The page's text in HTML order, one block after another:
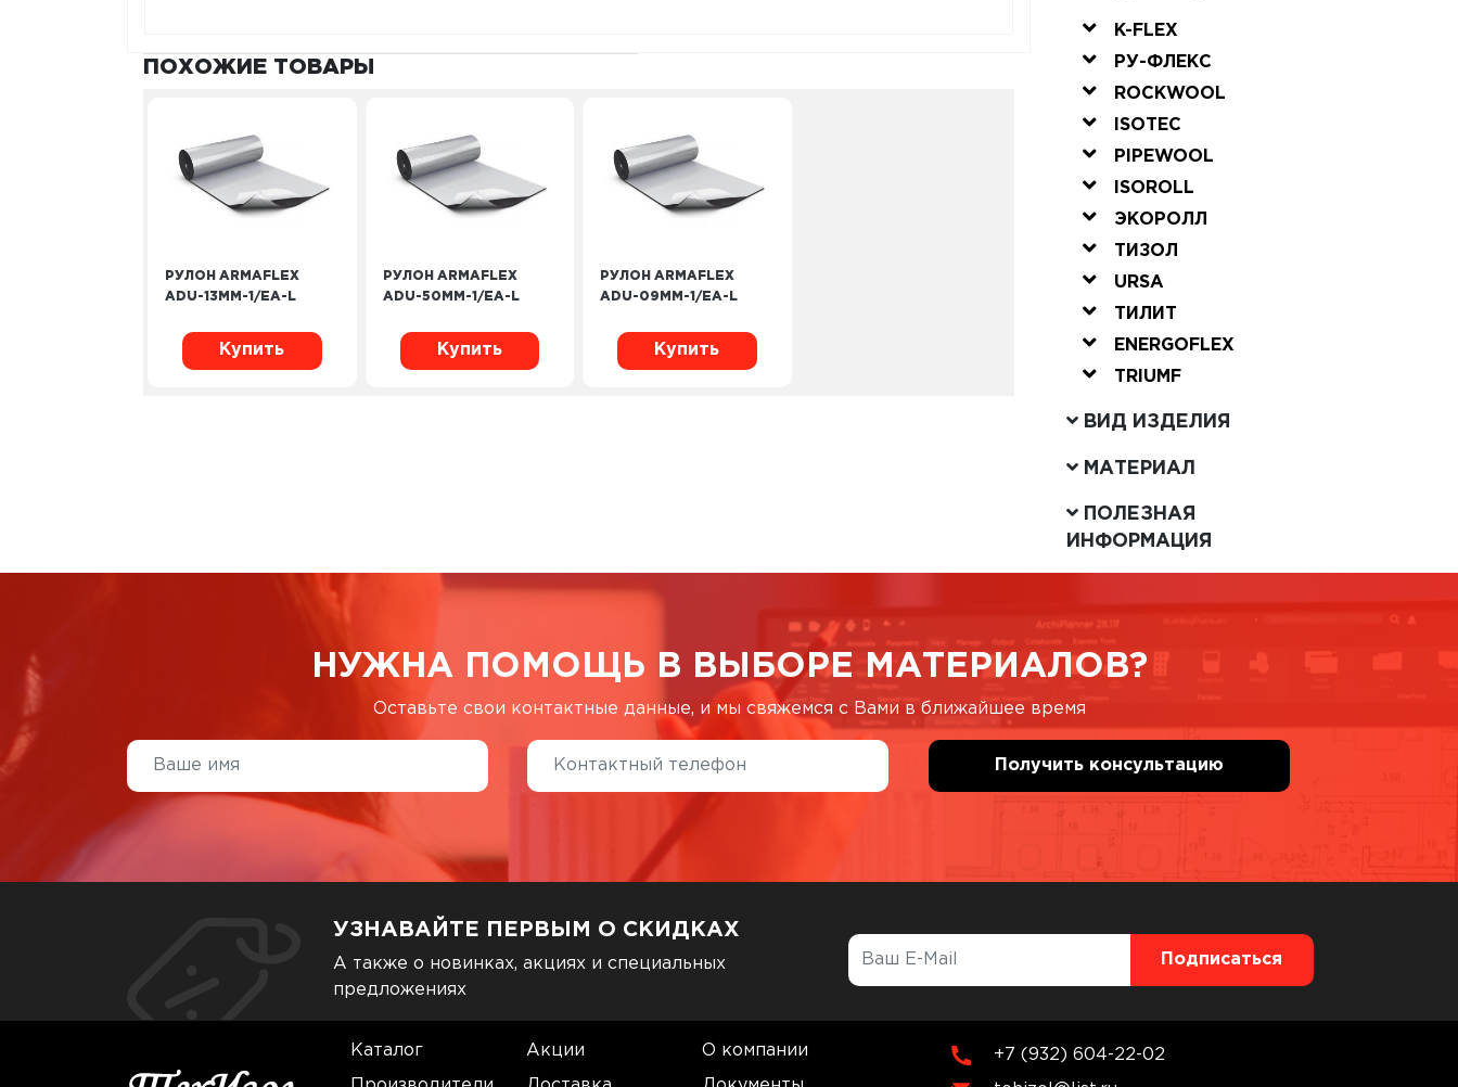
ПОХОЖИЕ ТОВАРЫ
РУЛОН ARMAFLEX
ADU-13MM-1/EA-L
Купить
РУЛОН ARMAFLEX
ADU-50MM-1/EA-L
Купить
РУЛОН ARMAFLEX
ADU-09MM-1/EA-L
Купить
K-FLEX
РУ-ФЛЕКС
ROCKWOOL
ISOTEC
PIPEWOOL
ISOROLL
ЭКОРОЛЛ
ТИЗОЛ
URSA
ТИЛИТ
ENERGOFLEX
TRIUMF
ВИД ИЗДЕЛИЯ
МАТЕРИАЛ
ПОЛЕЗНАЯ
ИНФОРМАЦИЯ
НУЖНА ПОМОЩЬ В ВЫБОРЕ МАТЕРИАЛОВ?
Оставьте свои контактные данные, и мы свяжемся с Вами в ближайшее время
УЗНАВАЙТЕ ПЕРВЫМ О СКИДКАХ
А также о новинках, акциях и специальных
предложениях
Каталог Акции О компании +7 (932) 604-22-02